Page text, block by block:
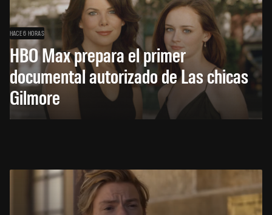
HACE 6 HORAS
HBO Max prepara el primer
documental autorizado de Las chicas
Gilmore